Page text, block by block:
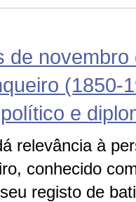
de novembro
(1850-
e
relevância à
conhecido
registo de